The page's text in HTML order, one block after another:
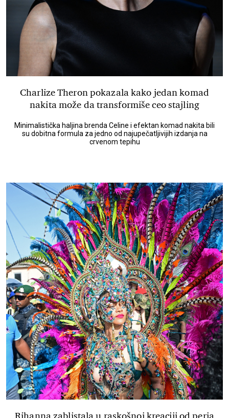
Charlize Theron pokazala kako jedan komad
nakita može da transformiše ceo stajling
Minimalistička haljina brenda Celine i efektan komad nakita bili
su dobitna formula za jedno od najupečatljivijih izdanja na
crvenom tepihu